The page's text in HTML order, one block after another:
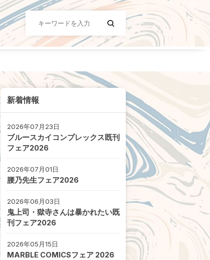
新着情報
2026年07月23日
ブルースカイコンプレックス既刊
フェア2026
2026年07月01日
腰乃先生フェア2026
2026年06月03日
鬼上司・獄寺さんは暴かれたい既
刊フェア2026
2026年05月15日
MARBLE COMICSフェア 2026